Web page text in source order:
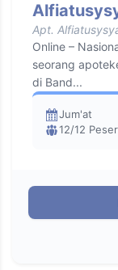
Apt.
Online –
seorang
di Band...
Jum'at
12/12